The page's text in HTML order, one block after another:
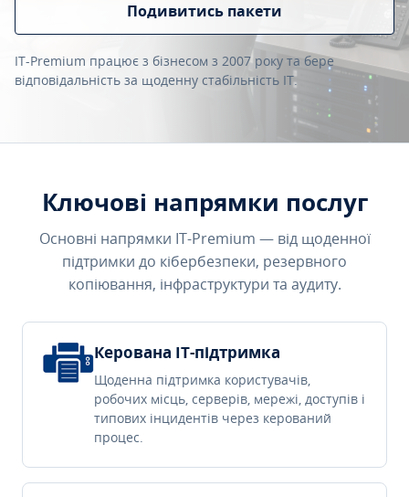
Подивитись пакети
IT-Premium працює з бізнесом з 2007 року та бере
відповідальність за щоденну стабільність IT.
Ключові напрямки послуг
Основні напрямки IT-Premium — від щоденної
підтримки до кібербезпеки, резервного
копіювання, інфраструктури та аудиту.
Керована IT-підтримка
Щоденна підтримка користувачів,
робочих місць, серверів, мережі, доступів і
типових інцидентів через керований
процес.